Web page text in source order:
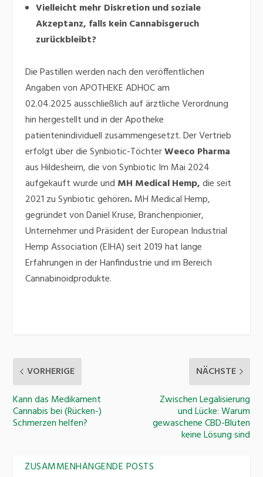
Vielleicht mehr Diskretion und soziale
Akzeptanz, falls kein Cannabisgeruch
zurückbleibt?
Die Pastillen werden nach den veröffentlichen
Angaben vonAPOTHEKE ADHOC am
02.04.2025ausschließlich auf ärztliche Verordnung
hin hergestellt und in der Apotheke
patientenindividuell zusammengesetzt. Der Vertrieb
erfolgt über die Synbiotic-TöchterWeeco Pharma
aus Hildesheim, die von Synbiotic Im Mai 2024
aufgekauft wurde und MH Medical Hemp,die seit
2021 zu Synbiotic gehören.MH Medical Hemp,
gegründet von Daniel Kruse,Branchenpionier,
Unternehmer und Präsident der European Industrial
Hemp Association (EIHA) seit 2019hat lange
Erfahrungen in der Hanfindustrie und im Bereich
Cannabinoidprodukte.
VORHERIGE
Kann das Medikament
Cannabis bei (Rücken-)
Schmerzen helfen?
NÄCHSTE
Zwischen Legalisierung
und Lücke: Warum
gewaschene CBD-Blüten
keine Lösung sind
ZUSAMMENHÄNGENDE POSTS